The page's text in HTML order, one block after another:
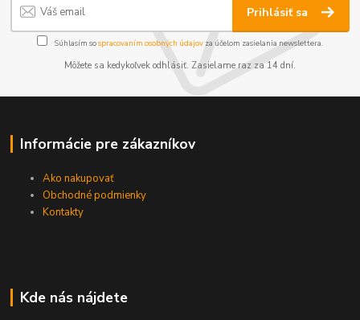
Prihlásiť sa
Súhlasím sospracovaním osobných údajov za účelom zasielania newslettera.
Môžete sa kedykoľvek odhlásiť. Zasielame raz za 14 dní.
Informácie pre zákazníkov
Ako nakupovať
Obchodné podmienky
Kontakty
Kde nás nájdete